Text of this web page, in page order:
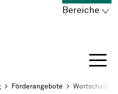
in Kriens
Bereiche
Förderangebote Wortschatz